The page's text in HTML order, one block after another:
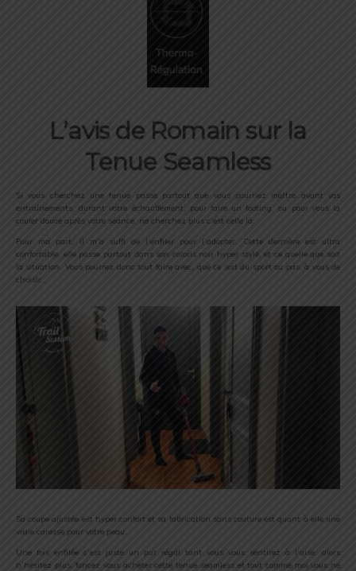
L’avis de Romain sur la
Tenue Seamless
Si vous cherchez une tenue passe partout que vous pourriez mettre avant vos
entraînements, durant votre échauffement, pour faire un footing, ou pour vous la
couler douce après votre séance, ne cherchez plus c’est celle là.
Pour ma part, il m’a suffi de l’enfiler pour l’adopter. Cette dernière est ultra
confortable, elle passe partout dans son coloris noir hyper stylé, et ce quelle que soit
la situation. Vous pourrez donc tout faire avec, que ce soit du sport ou pas, à vous de
choisir…
Sa coupe ajustée est hyper confort et sa fabrication sans couture est quant à elle une
vraie caresse pour votre peau.
Une fois enfilée c’est juste un pur régal tant vous vous sentirez à l’aise, alors
n’hésitez plus, foncez vous acheter cette tenue seamless et tout comme moi vous ne